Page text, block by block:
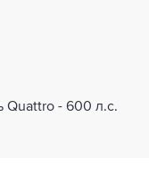
Quattro - 600 л.с.